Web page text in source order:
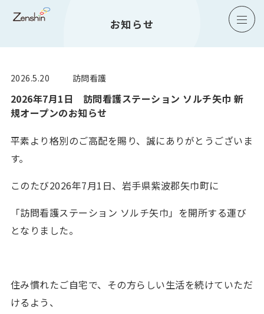
お知らせ
2026.5.20 訪問看護
2026年7月1日 訪問看護ステーション ソルチ矢巾 新
規オープンのお知らせ
平素より格別のご高配を賜り、誠にありがとうございま
す。
このたび2026年7月1日、岩手県紫波郡矢巾町に
「訪問看護ステーション ソルチ矢巾」を開所する運び
となりました。
住み慣れたご自宅で、その方らしい生活を続けていただ
けるよう、